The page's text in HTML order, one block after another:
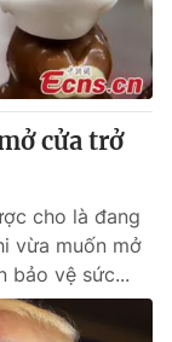
cửa trở
cho là đang
vừa muốn mở
bảo vệ sức...